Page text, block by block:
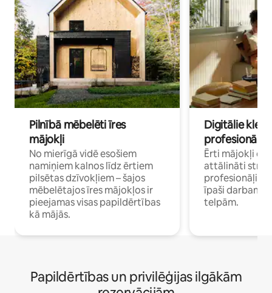
Pilnībā mēbelēti īres
mājokļi
No mierīgā vidē esošiem
namiņiem kalnos līdz ērtiem
pilsētas dzīvokļiem – šajos
mēbelētajos īres mājokļos ir
pieejamas visas papildērtības
kā mājās.
Digitālie
profesionāļi
Ērti mājokļi
attālināti
īpaši darbam
telpām.
Papildērtības un privilēģijas ilgākām